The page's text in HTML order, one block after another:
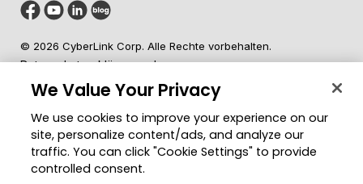
© 2026 CyberLink Corp. Alle Rechte vorbehalten.
Datenschutzerklärung
Impressum
Nutzungsbedingungen
Cookies-Einstellungen
We Value Your Privacy
We use cookies to improve your experience on our
site, personalize content/ads, and analyze our
traffic. You can click "Cookie Settings" to provide
controlled consent.